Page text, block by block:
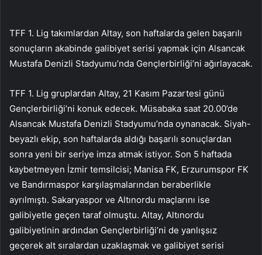
TFF 1. Lig takımlardan Altay, son haftalarda gelen başarılı
sonuçların akabinde galibiyet serisi yapmak için Alsancak
Mustafa Denizli Stadyumu’nda Gençlerbirliği’ni ağırlayacak.
TFF 1. Lig gruplardan Altay, 21 Kasım Pazartesi günü
Gençlerbirliği’ni konuk edecek. Müsabaka saat 20.00’de
Alsancak Mustafa Denizli Stadyumu’nda oynanacak. Siyah-
beyazlı ekip, son haftalarda aldığı başarılı sonuçlardan
sonra yeni bir seriye imza atmak istiyor. Son 5 haftada
kaybetmeyen İzmir temsilcisi; Manisa FK, Erzurumspor FK
ve Bandırmaspor karşılaşmalarından beraberlikle
ayrılmıştı. Sakaryaspor ve Altınordu maçlarını ise
galibiyetle geçen taraf olmuştu. Altay, Altınordu
galibiyetinin ardından Gençlerbirliği’ni de yanlışsız
geçerek alt sıralardan uzaklaşmak ve galibiyet serisi